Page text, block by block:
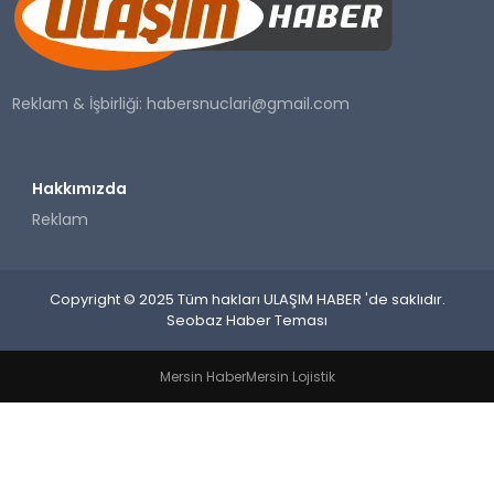
SAĞLIK
YAŞAM
Reklam & İşbirliği:habersnuclari@gmail.com
Hakkımızda
Reklam
Copyright © 2025 Tüm hakları ULAŞIM HABER 'de saklıdır.
Seobaz Haber Teması
Mersin HaberMersin Lojistik